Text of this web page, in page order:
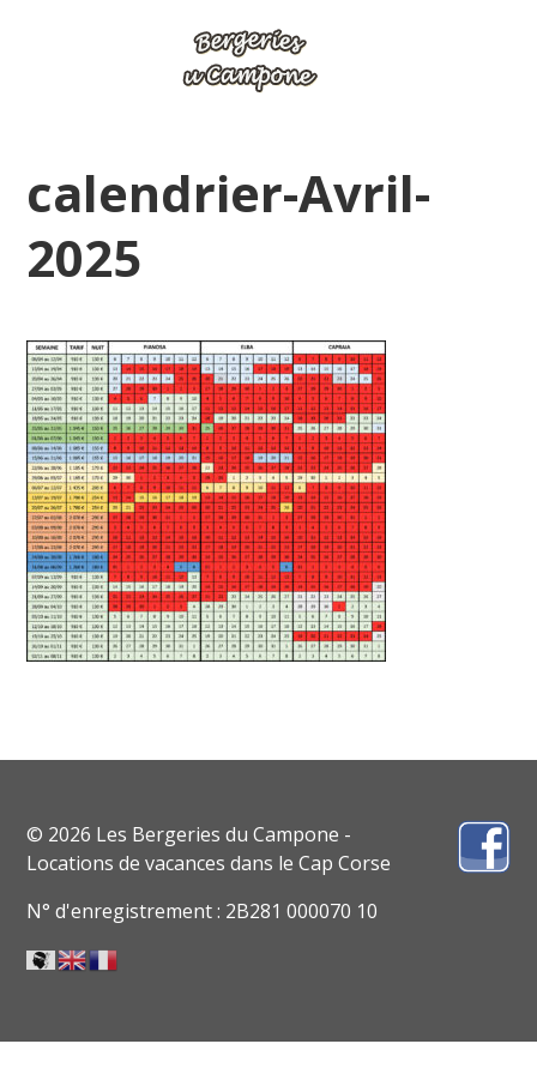
calendrier-Avril-
2025
© 2026 Les Bergeries du Campone -
Locations de vacances dans le Cap Corse
N° d'enregistrement : 2B281 000070 10